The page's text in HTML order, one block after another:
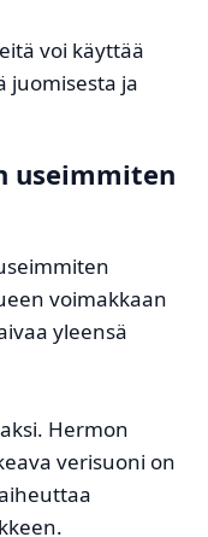
voi käyttää
juomisesta ja
useimmiten
voimakkaan
yleensä
Hermon
verisuoni on